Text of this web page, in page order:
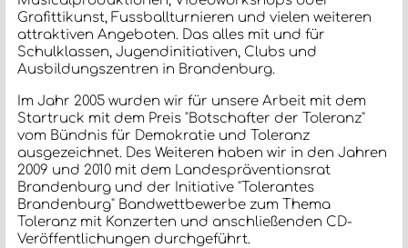
Grafittikunst, Fussballturnieren und vielen weiteren
attraktiven Angeboten. Das alles mit und für
Schulklassen, Jugendinitiativen, Clubs und
Ausbildungszentren in Brandenburg.
Im Jahr 2005 wurden wir für unsere Arbeit mit dem
Startruck mit dem Preis "Botschafter der Toleranz"
vom Bündnis für Demokratie und Toleranz
ausgezeichnet. Des Weiteren haben wir in den Jahren
2009 und 2010 mit dem Landespräventionsrat
Brandenburg und der Initiative "Tolerantes
Brandenburg" Bandwettbewerbe zum Thema
Toleranz mit Konzerten und anschließenden CD-
Veröffentlichungen durchgeführt.